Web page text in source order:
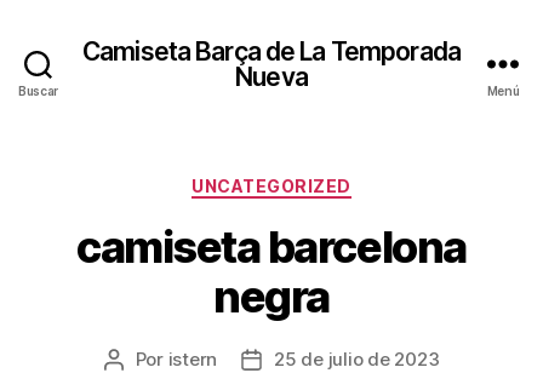
Buscar
Camiseta Barça de La Temporada
Nueva
Menú
Categorías
UNCATEGORIZED
camiseta barcelona
negra
Autor
Por istern
Fecha25 de julio de 2023